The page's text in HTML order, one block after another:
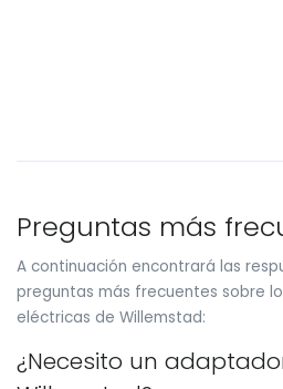
Preguntas más
A continuación encontrará las
preguntas más frecuentes sobre
eléctricas de Willemstad:
¿Necesito un